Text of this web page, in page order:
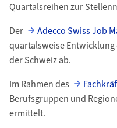
Quartalsreihen zur
Der
Adecco Swiss Job
quartalsweise
der Schweiz ab.
Im Rahmen des
Berufsgruppen und
ermittelt.